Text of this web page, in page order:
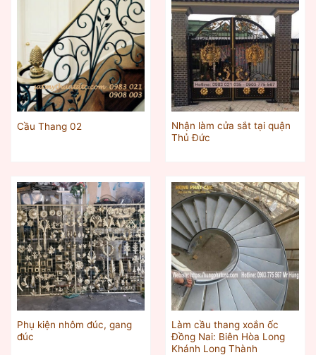
Cầu Thang 02
Nhận làm cửa sắt tại quận
Thủ Đức
Phụ kiện nhôm đúc, gang
đúc
Làm cầu thang xoắn ốc
Đồng Nai: Biên Hòa Long
Khánh Long Thành